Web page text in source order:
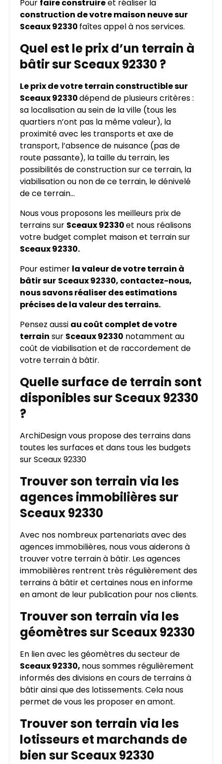
Pour faire construireet réaliser la
construction de votre maison neuve sur
Sceaux 92330 faîtes appel à nos services.
Quel est le prix d’un terrain à
bâtir sur Sceaux 92330 ?
Le prix de votre terrain constructible sur
Sceaux 92330dépend de plusieurs critères :
sa localisation au sein de la ville (tous les
quartiers n’ont pas la même valeur), la
proximité avec les transports et axe de
transport, l’absence de nuisance (pas de
route passante), la taille du terrain, les
possibilités de construction sur ce terrain, la
viabilisation ou non de ce terrain, le dénivelé
de ce terrain…
Nous vous proposons les meilleurs prix de
terrains sur Sceaux 92330et nous réalisons
votre budget complet maison et terrain sur
Sceaux 92330.
Pour estimer la valeur de votre terrain à
bâtir sur Sceaux 92330, contactez-nous,
nous savons réaliser des estimations
précises de la valeur des terrains.
Pensez aussi au coût complet de votre
terrain sur Sceaux 92330 notamment au
coût de viabilisation et de raccordement de
votre terrain à bâtir.
Quelle surface de terrain sont
disponibles sur Sceaux 92330
?
ArchiDesign vous propose des terrains dans
toutes les surfaces et dans tous les budgets
sur Sceaux 92330
Trouver son terrain via les
agences immobilières sur
Sceaux 92330
Avec nos nombreux partenariats avec des
agences immobilières, nous vous aiderons à
trouver votre terrain à bâtir. Les agences
immobilières rentrent très régulièrement des
terrains à bâtir et certaines nous en informe
en amont de leur publication pour nos clients.
Trouver son terrain via les
géomètres sur Sceaux 92330
En lien avec les géomètres du secteur de
Sceaux 92330, nous sommes régulièrement
informés des divisions en cours de terrains à
bâtir ainsi que des lotissements. Cela nous
permet de vous les proposer en amont.
Trouver son terrain via les
lotisseurs et marchands de
bien sur Sceaux 92330